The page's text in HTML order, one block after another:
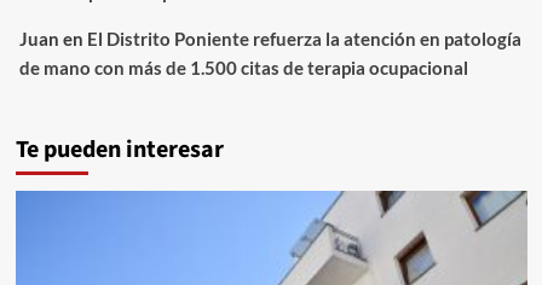
Juan en El Distrito Poniente refuerza la atención en patología
de mano con más de 1.500 citas de terapia ocupacional
Te pueden interesar